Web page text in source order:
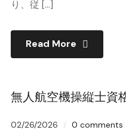
り、従 […]
Read More
無人航空機操縦士資
02/26/2026 0 comments